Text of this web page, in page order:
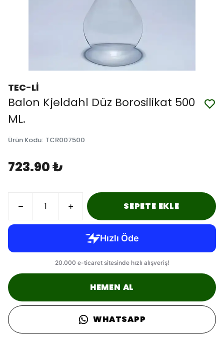
TEC-Lİ
Balon Kjeldahl Düz Borosilikat 500
ML.
Ürün Kodu: TCR007500
723.90 ₺
SEPETE EKLE
HEMEN AL
WHATSAPP